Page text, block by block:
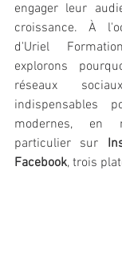
engager leur
croissance. À
d'Uriel
explorons
réseaux
indispensables
modernes, en
particulier sur
Facebook, trois